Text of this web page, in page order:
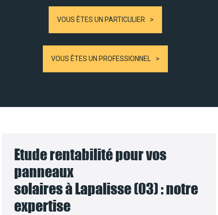
VOUS ÊTES UN PARTICULIER
VOUS ÊTES UN PROFESSIONNEL
Etude rentabilité pour vos
panneaux
solaires à Lapalisse (03) : notre
expertise